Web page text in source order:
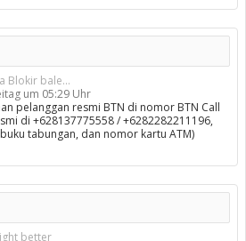
Blokir bale...
um 05:29 Uhr
pelanggan resmi BTN di nomor BTN Call
di +628137775558 / +6282282211196,
tabungan, dan nomor kartu ATM)
better